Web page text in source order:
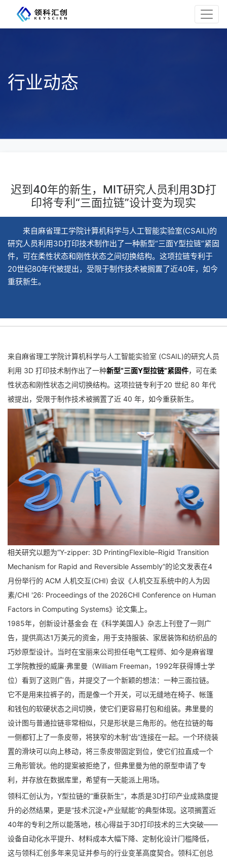
行业动态
迟到40年的新生，MIT研究人员利用3D打
印将专利“三面拉链”设计变为现实
来自麻省理工学院计算机科学与人工智能实验室(CSAIL)的
研究人员利用3D打印技术制作出了一种新型“三面Y型拉链”紧固
件，可在柔性状态和刚性状态之间切换结构。这项拉链专利于
20世纪80年代被提出，受限于制作技术被搁置了近40年，如今
重获新生。
来自麻省理工学院计算机科学与人工智能实验室 (CSAIL)的研究人员
利用 3D 打印技术制作出了一种新型“三面Y型拉链”紧固件，可在柔
性状态和刚性状态之间切换结构。这项拉链专利于20 世纪 80 年代
被提出，受限于制作技术被搁置了近 40 年，如今重获新生。
相关研究以题为“Y-zipper: 3D PrintingFlexible–Rigid Transition
Mechanism for Rapid and Reversible Assembly”的论文发表在4
月份举行的 ACM 人机交互(CHI) 会议《人机交互系统中的人为因
素/CHI '26: Proceedings of the 2026CHI Conference on Human
Factors in Computing Systems》论文集上。
1985年，创新设计基金会 在《科学美国人》杂志上刊登了一则广
告，提供高达1万美元的资金，用于支持服装、家居装饰和纺织品的
巧妙原型设计。当时在宝丽来公司担任电气工程师、如今是麻省理
工学院教授的威廉·弗里曼（William Freeman，1992年获得博士学
位）看到了这则广告，并提交了一个新颖的想法：一种三面拉链。
它不是用来拉裤子的，而是像一个开关，可以无缝地在椅子、帐篷
和钱包的软硬状态之间切换，使它们更容易打包和组装。弗里曼的
设计图与普通拉链非常相似，只是形状是三角形的。他在拉链的每
一侧都钉上了一条皮带，将狭窄的木制“齿”连接在一起。一个环绕装
置的滑块可以向上移动，将三条皮带固定到位，使它们拉直成一个
三角形管状。他的提案被拒绝了，但弗里曼为他的原型申请了专
利，并存放在数据库里，希望有一天能派上用场。
领科汇创认为，Y型拉链的“重获新生”，本质是3D打印产业成熟度提
升的必然结果，更是“技术沉淀+产业赋能”的典型体现。这项搁置近
40年的专利之所以能落地，核心得益于3D打印技术的三大突破——
设备自动化水平提升、材料成本大幅下降、定制化设计门槛降低，
这与领科汇创多年来见证并参与的行业变革高度契合。领科汇创总